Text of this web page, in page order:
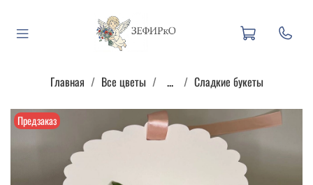
Главная Все цветы ... Сладкие букеты
Предзаказ